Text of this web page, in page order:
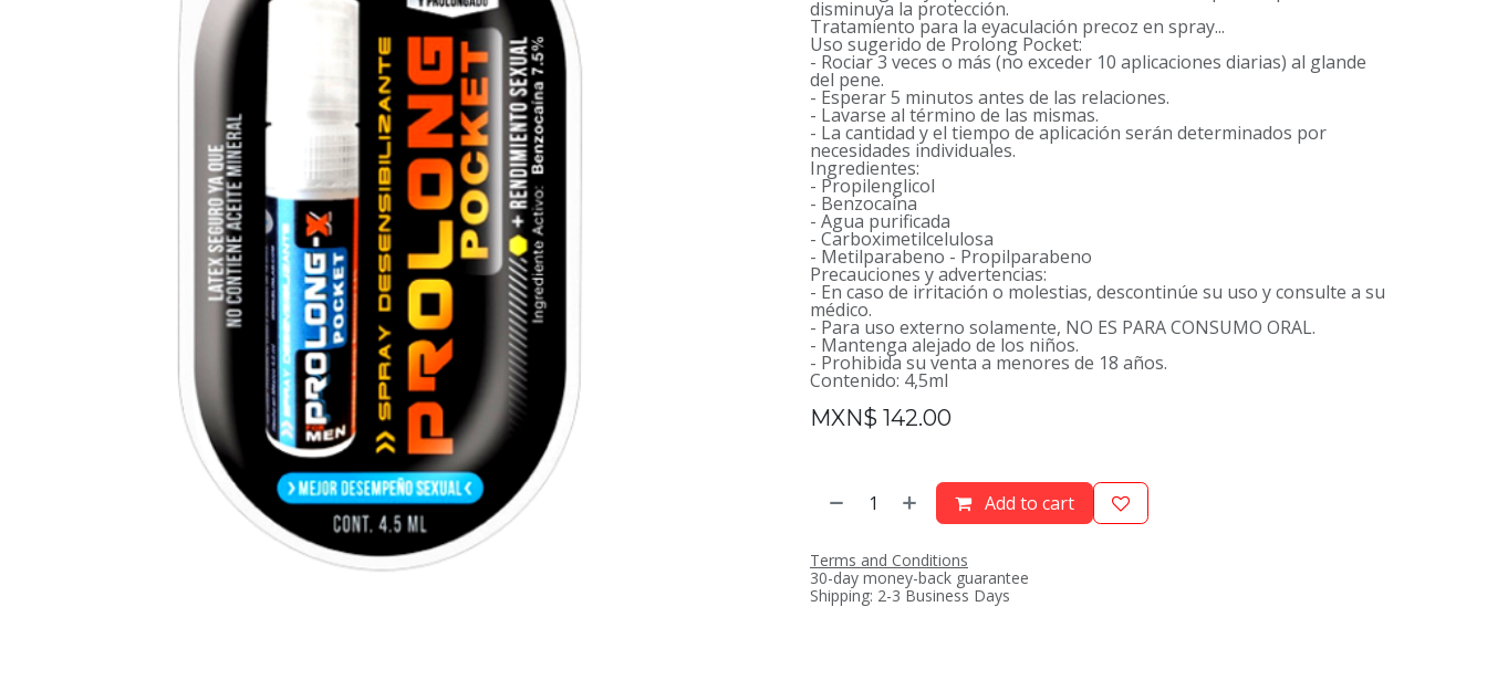
disminuya la protección.
Tratamiento para la eyaculación precoz en spray...
Uso sugerido de Prolong Pocket:
- Rociar 3 veces o más (no exceder 10 aplicaciones diarias) al glande
del pene.
- Esperar 5 minutos antes de las relaciones.
- Lavarse al término de las mismas.
- La cantidad y el tiempo de aplicación serán determinados por
necesidades individuales.
Ingredientes:
- Propilenglicol
- Benzocaína
- Agua purificada
- Carboximetilcelulosa
- Metilparabeno - Propilparabeno
Precauciones y advertencias:
- En caso de irritación o molestias, descontinúe su uso y consulte a su
médico.
- Para uso externo solamente, NO ES PARA CONSUMO ORAL.
- Mantenga alejado de los niños.
- Prohibida su venta a menores de 18 años.
Contenido: 4,5ml
MXN$ 142.00
Add to cart
Terms and Conditions
30-day money-back guarantee
Shipping: 2-3 Business Days